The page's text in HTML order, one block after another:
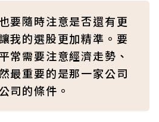
要隨時注意是否還有更
我的選股更加精準。要
常需要注意經濟走勢、
最重要的是那一家公司
司的條件。